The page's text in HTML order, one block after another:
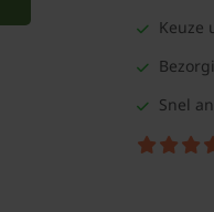
Keuze
Snel